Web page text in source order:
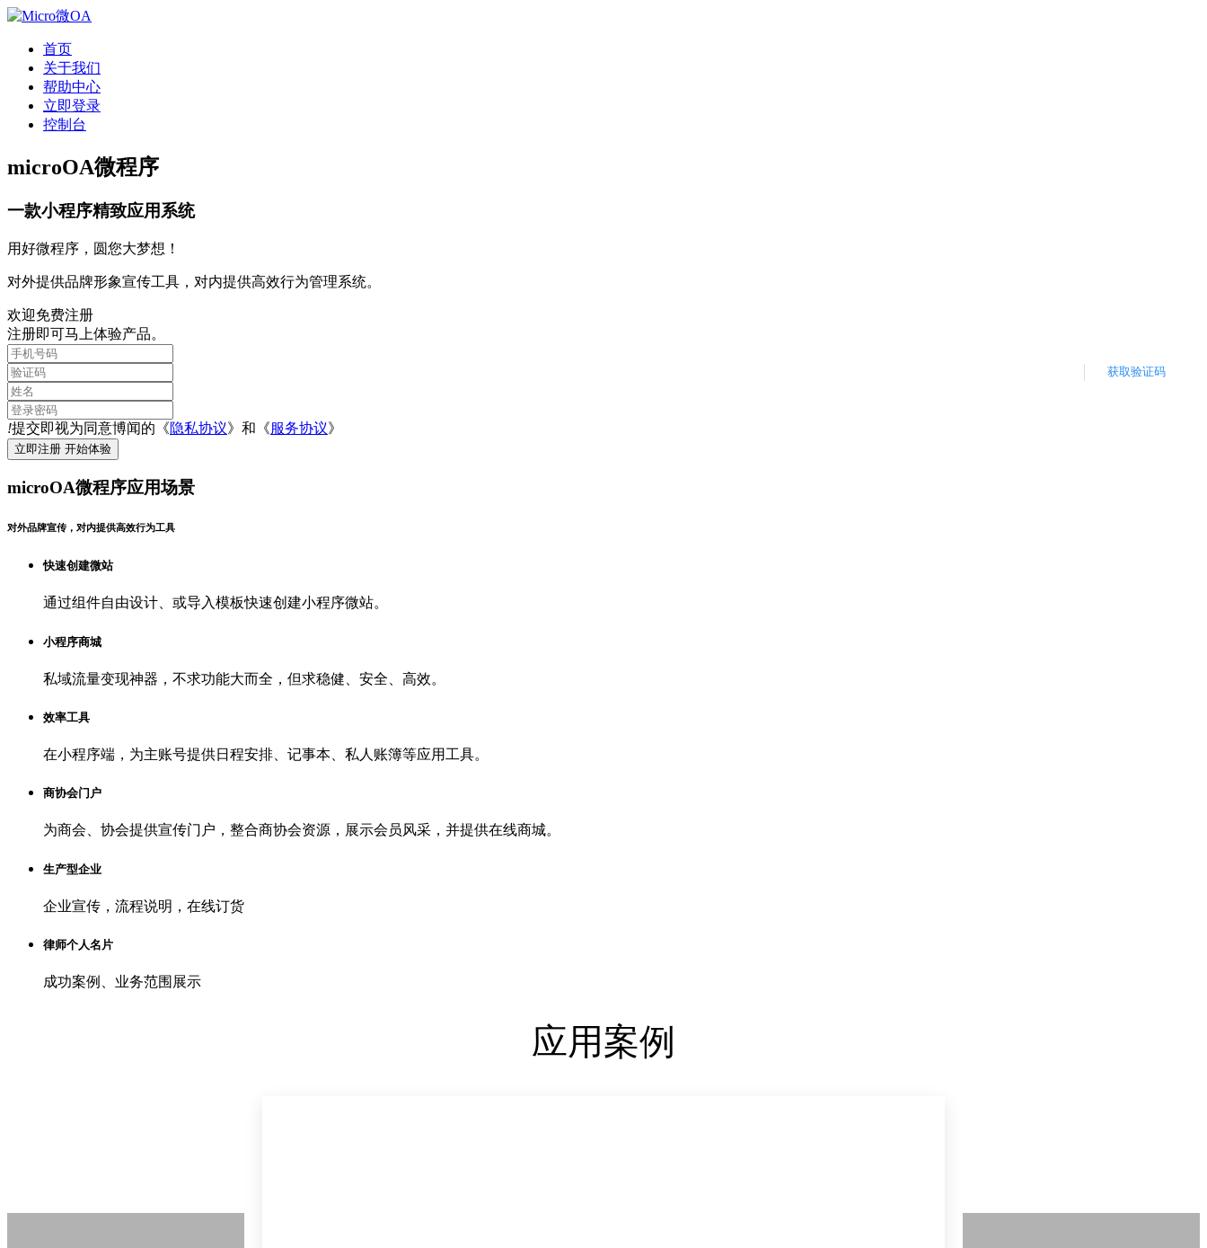
首页
关于我们
帮助中心
立即登录
控制台
microOA微程序
一款小程序精致应用系统
用好微程序，圆您大梦想！
对外提供品牌形象宣传工具，对内提供高效行为管理系统。
欢迎免费注册
注册即可马上体验产品。
!提交即视为同意博闻的《隐私协议》和《服务协议》
microOA微程序应用场景
对外品牌宣传，对内提供高效行为工具
快速创建微站
通过组件自由设计、或导入模板快速创建小程序微站。
小程序商城
私域流量变现神器，不求功能大而全，但求稳健、安全、高效。
效率工具
在小程序端，为主账号提供日程安排、记事本、私人账簿等应用工具。
商协会门户
为商会、协会提供宣传门户，整合商协会资源，展示会员风采，并提供在线商城。
生产型企业
企业宣传，流程说明，在线订货
律师个人名片
成功案例、业务范围展示
应用案例